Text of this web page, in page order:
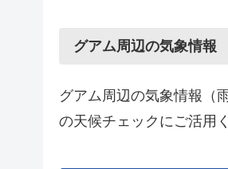
グアム周辺の気象情報
グアム周辺の気象情報（
の天候チェックにご活用